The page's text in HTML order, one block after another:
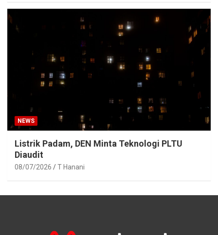
NEWS
Listrik Padam, DEN Minta Teknologi PLTU
Diaudit
08/07/2026 T Hanani